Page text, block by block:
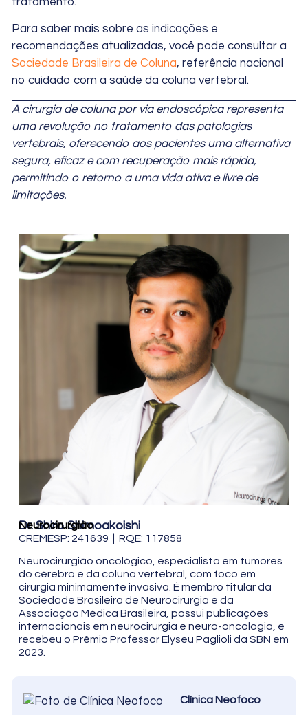
Para saber mais sobre as indicações e
recomendações atualizadas, você pode consultar a
Sociedade Brasileira de Coluna, referência nacional
no cuidado com a saúde da coluna vertebral.
A cirurgia de coluna por via endoscópica representa
uma revolução no tratamento das patologias
vertebrais, oferecendo aos pacientes uma alternativa
segura, eficaz e com recuperação mais rápida,
permitindo o retorno a uma vida ativa e livre de
limitações.
Dr. Shiro Shimoakoishi
Neurocirurgião
CREMESP: 241639 | RQE: 117858
Neurocirurgião oncológico, especialista em tumores
do cérebro e da coluna vertebral, com foco em
cirurgia minimamente invasiva. É membro titular da
Sociedade Brasileira de Neurocirurgia e da
Associação Médica Brasileira, possui publicações
internacionais em neurocirurgia e neuro-oncologia, e
recebeu o Prêmio Professor Elyseu Paglioli da SBN em
2023.
Clínica Neofoco